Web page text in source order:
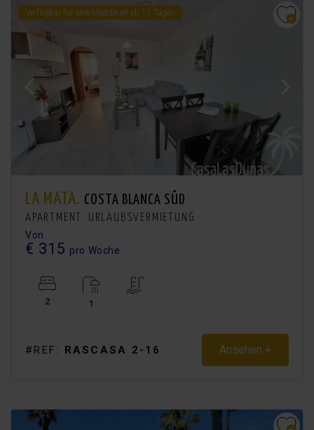
Verfügbar für eine Mietdauer ab 11 Tagen
LA MATA. COSTA BLANCA SÜD
APARTMENT. URLAUBSVERMIETUNG
Von
€ 315 pro Woche
2 1
#REF: RASCASA 2-16 Ansehen +